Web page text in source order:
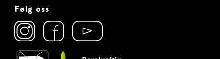
Følg oss